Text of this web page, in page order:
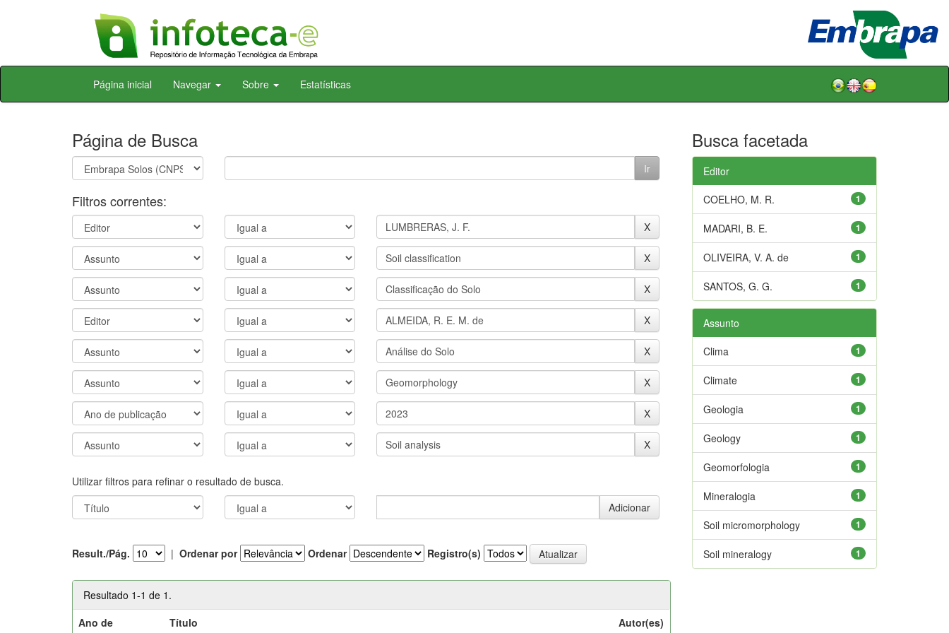
Skip
Página inicial Navegar Sobre Estatísticas
Página de Busca
Filtros correntes:
Utilizar filtros para refinar o resultado de busca.
Result./Pág. | Ordenar por Ordenar Registro(s)
Resultado 1-1 de 1.
Ano de
Título Autor(es)
Busca facetada
Editor
1
COELHO, M. R.
1
MADARI, B. E.
1
OLIVEIRA, V. A. de
1
SANTOS, G. G.
Assunto
1
Clima
1
Climate
1
Geologia
1
Geology
1
Geomorfologia
1
Mineralogia
1
Soil micromorphology
1
Soil mineralogy